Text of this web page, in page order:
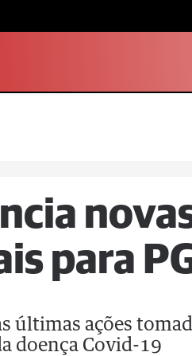
para
últimas ações
doença Covid-19